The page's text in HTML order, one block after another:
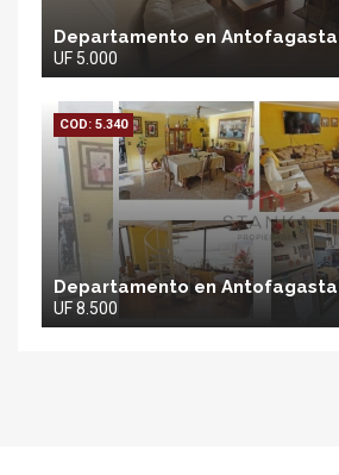
Departamento en Antofagasta
UF 5.000
COD: 5.340
Departamento en Antofagasta
UF 8.500